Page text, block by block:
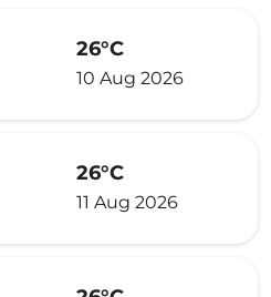
26°C
10 Aug 2026
26°C
11 Aug 2026